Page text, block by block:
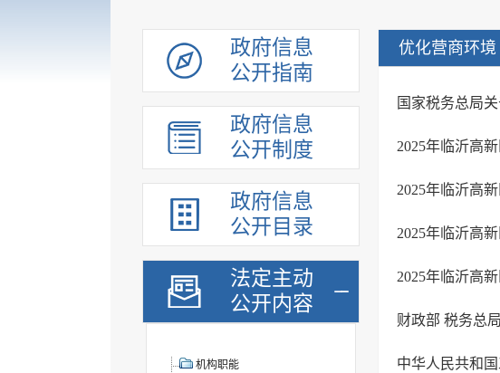
政府信息
公开指南
政府信息
公开制度
政府信息
公开目录
法定主动
公开内容
机构职能
优化营商环境
国家税务总局
2025年临沂高
2025年临沂高
2025年临沂高
2025年临沂高
财政部 税务总